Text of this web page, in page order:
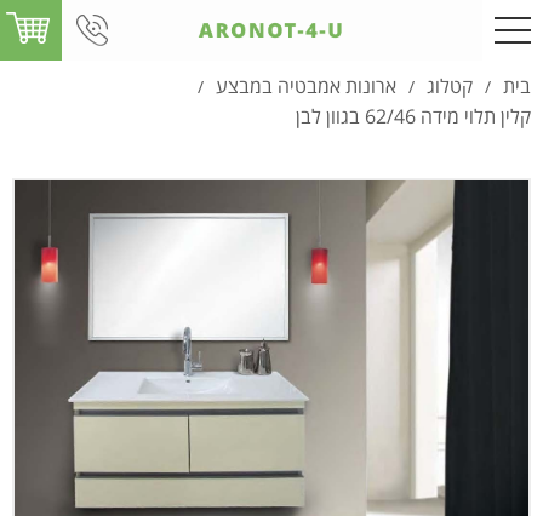
בית / קטלוג / ארונות אמבטיה במבצע /
קלין תלוי מידה 62/46 בגוון לבן